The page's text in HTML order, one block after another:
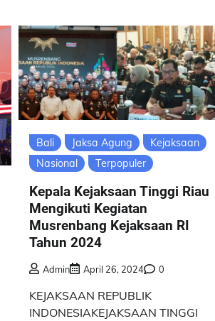
Bali Jaksa Agung
Kejaksaan
Nasional
Terpopuler
Kepala Kejaksaan Tinggi Riau
Mengikuti Kegiatan
Musrenbang Kejaksaan RI
Tahun 2024
Admin April 26, 2024 0
KEJAKSAAN REPUBLIK
INDONESIAKEJAKSAAN TINGGI